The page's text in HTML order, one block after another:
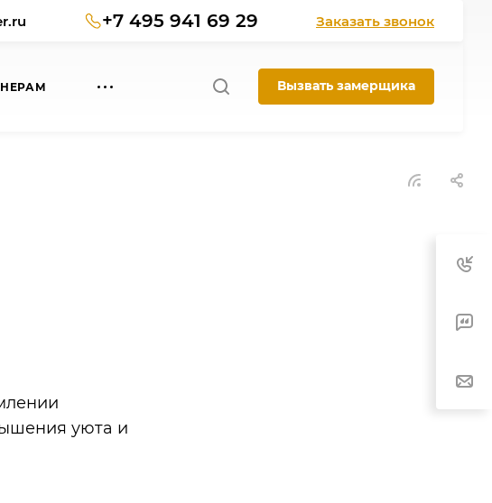
+7 495 941 69 29 Заказать звонок
Вызвать замерщика
уюта и